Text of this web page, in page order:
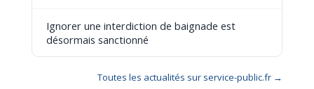
Ignorer une interdiction de baignade est
désormais sanctionné
Toutes les actualités sur service-public.fr →